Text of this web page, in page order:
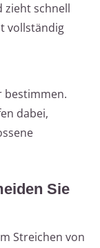
zieht schnell
vollständig
bestimmen.
dabei,
Sie
Streichen von